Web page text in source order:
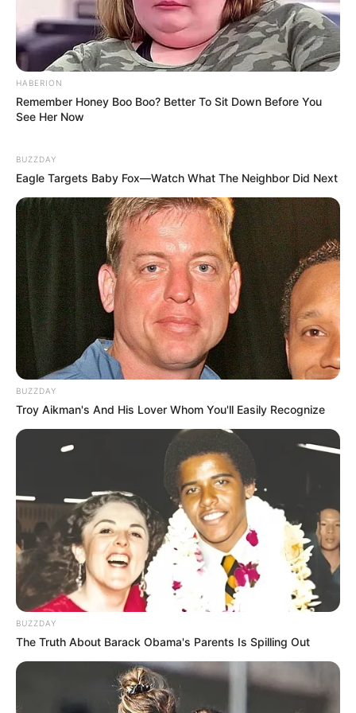
Kekejaman Khmer Merah,
Rezim Diktator yang
Menghabisi Nyawa
Rakyatnya
Kisah Kapal Padewakang,
Tanpa Mesin Mampu
Berlayar ke Australia
Alamat email Anda tidak akan dipublikasikan. Ruas yang wajib ditandai
HABERION
Remember Honey Boo Boo? Better To Sit Down Before You
See Her Now
BUZZDAY
Eagle Targets Baby Fox—Watch What The Neighbor Did Next
BUZZDAY
Troy Aikman's And His Lover Whom You'll Easily Recognize
BUZZDAY
The Truth About Barack Obama's Parents Is Spilling Out